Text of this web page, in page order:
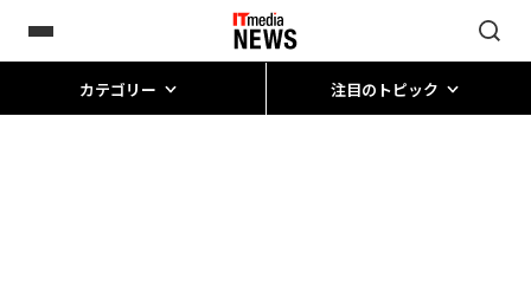
カテゴリー 注目のトピック